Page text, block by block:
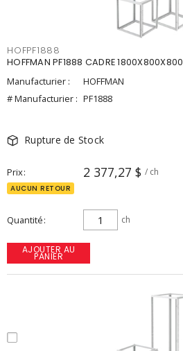
HOFPF1888
HOFFMAN PF1888 CADRE 1800X800X800
Manufacturier :
HOFFMAN
# Manufacturier : PF1888
Rupture de Stock
Prix 2 377,27 $ / ch
AUCUN RETOUR
Quantité ch
AJOUTER AU
PANIER